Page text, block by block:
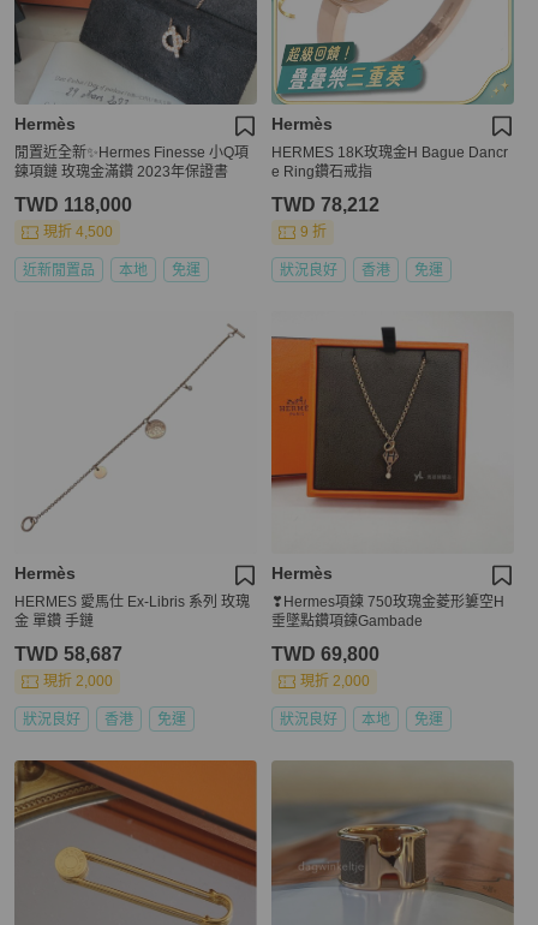
Hermès
閒置近全新✨Hermes Finesse 小Q項
鍊項鏈 玫瑰金滿鑽 2023年保證書
TWD 118,000
現折 4,500
近新閒置品 本地 免運
Hermès
HERMES 18K玫瑰金H Bague Dancr
e Ring鑽石戒指
TWD 78,212
9 折
狀況良好 香港 免運
Hermès
HERMES 愛馬仕 Ex-Libris 系列 玫瑰
金 單鑽 手鏈
TWD 58,687
現折 2,000
狀況良好 香港 免運
Hermès
❣Hermes項鍊 750玫瑰金菱形簍空H
垂墜點鑽項鍊Gambade
TWD 69,800
現折 2,000
狀況良好 本地 免運